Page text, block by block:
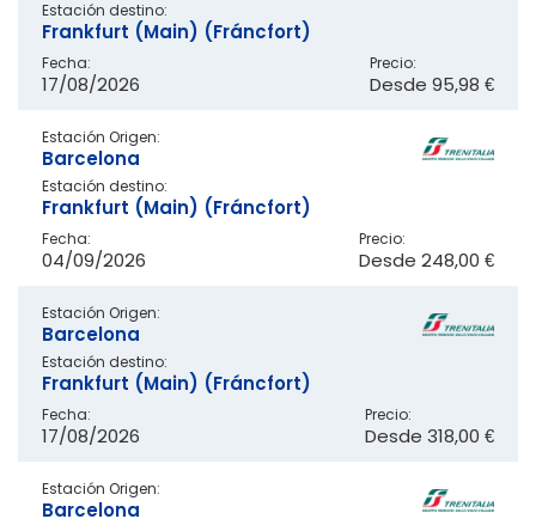
Estación destino:
Frankfurt (Main) (Fráncfort)
Fecha:
17/08/2026
Precio:
Desde 95,98 €
Estación Origen:
Barcelona
Estación destino:
Frankfurt (Main) (Fráncfort)
Fecha:
04/09/2026
Precio:
Desde 248,00 €
Estación Origen:
Barcelona
Estación destino:
Frankfurt (Main) (Fráncfort)
Fecha:
17/08/2026
Precio:
Desde 318,00 €
Estación Origen:
Barcelona